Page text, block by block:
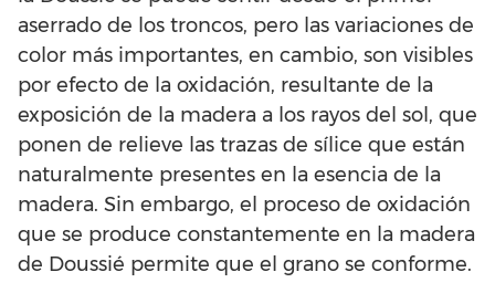
aserrado de los troncos, pero las variaciones de
color más importantes, en cambio, son visibles
por efecto de la oxidación, resultante de la
exposición de la madera a los rayos del sol, que
ponen de relieve las trazas de sílice que están
naturalmente presentes en la esencia de la
madera. Sin embargo, el proceso de oxidación
que se produce constantemente en la madera
de Doussié permite que el grano se conforme.